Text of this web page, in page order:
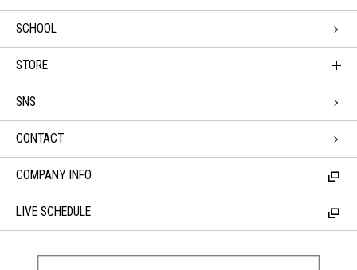
SCHOOL
STORE
SNS
CONTACT
COMPANY INFO
LIVE SCHEDULE